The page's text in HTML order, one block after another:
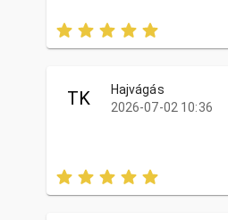
TK
Hajvágás
2026-07-02 10:36